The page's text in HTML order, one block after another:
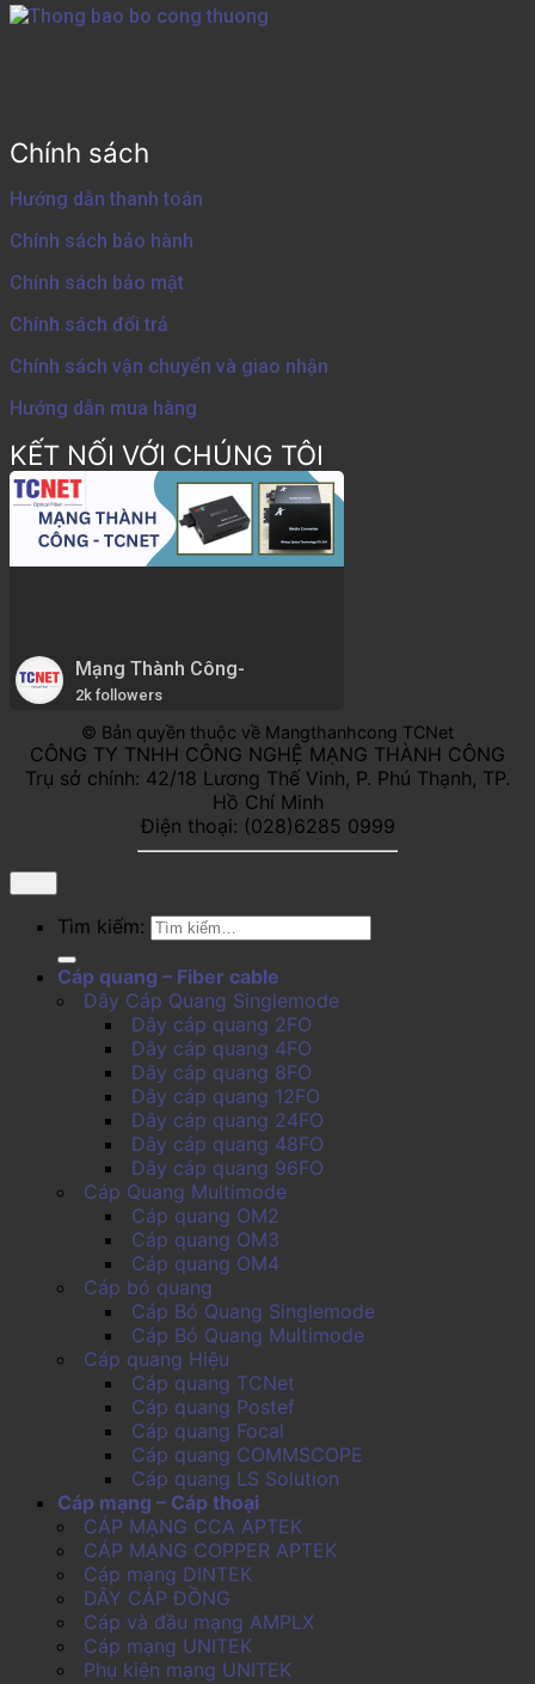
Chính sách
Hướng dẫn thanh toán
Chính sách bảo hành
Chính sách bảo mật
Chính sách đổi trả
Chính sách vận chuyển và giao nhận
Hướng dẫn mua hàng
KẾT NỐI VỚI CHÚNG TÔI
Mạng Thành Công-
2k followers
© Bản quyền thuộc về Mangthanhcong TCNet
CÔNG TY TNHH CÔNG NGHỆ MẠNG THÀNH CÔNG
Trụ sở chính: 42/18 Lương Thế Vinh, P. Phú Thạnh, TP.
Hồ Chí Minh
Điện thoại: (028)6285 0999
Tìm kiếm:
Cáp quang – Fiber cable
Dây Cáp Quang Singlemode
Dây cáp quang 2FO
Dây cáp quang 4FO
Dây cáp quang 8FO
Dây cáp quang 12FO
Dây cáp quang 24FO
Dây cáp quang 48FO
Dây cáp quang 96FO
Cáp Quang Multimode
Cáp quang OM2
Cáp quang OM3
Cáp quang OM4
Cáp bó quang
Cáp Bó Quang Singlemode
Cáp Bó Quang Multimode
Cáp quang Hiệu
Cáp quang TCNet
Cáp quang Postef
Cáp quang Focal
Cáp quang COMMSCOPE
Cáp quang LS Solution
Cáp mạng – Cáp thoại
CÁP MẠNG CCA APTEK
CÁP MẠNG COPPER APTEK
Cáp mạng DINTEK
DÂY CÁP ĐỒNG
Cáp và đầu mạng AMPLX
Cáp mạng UNITEK
Phụ kiện mạng UNITEK